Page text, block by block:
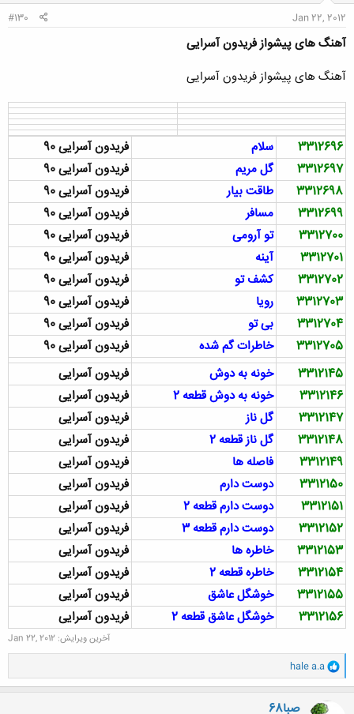
Jan 22, 2012
#130
آهنگ های پیشواز فریدون آسرایی
آهنگ های پیشواز فریدون آسرایی
3312696 سلام
فریدون آسرایی 90
3312697
گل مریم
فریدون آسرایی 90
3312698
طاقت بیار
فریدون آسرایی 90
3312699
مسافر
فریدون آسرایی 90
3312700
تو آرومی
فریدون آسرایی 90
3312701
آینه
فریدون آسرایی 90
3312702
کشف تو
فریدون آسرایی 90
3312703
رویا
فریدون آسرایی 90
3312704
بی‌ تو
فریدون آسرایی 90
3312705
خاطرات گم شده
فریدون آسرایی 90
3312145
خونه به دوش
فریدون آسرایی
3312146
خونه به دوش قطعه 2
فریدون آسرایی
3312147
گل ناز
فریدون آسرایی
3312148
گل ناز قطعه 2
فریدون آسرایی
3312149
فاصله ها
فریدون آسرایی
3312150
دوست دارم
فریدون آسرایی
3312151
دوست دارم قطعه 2
فریدون آسرایی
3312152
دوست دارم قطعه 3
فریدون آسرایی
3312153
خاطره ها
فریدون آسرایی
3312154
خاطره قطعه 2
فریدون آسرایی
3312155
خوشگل عاشق
فریدون آسرایی
3312156
خوشگل عاشق قطعه 2 فریدون آسرایی
آخرین ویرایش: Jan 22, 2012
و
ا
ک
ن
hale a.a
صبا68